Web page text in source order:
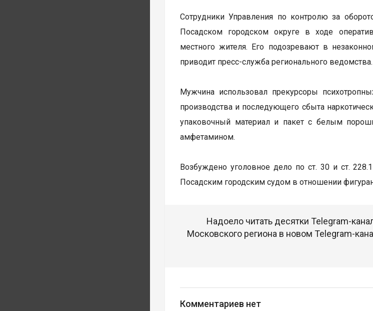
Сотрудники Управления по контролю за
Посадском городском округе в ходе
местного жителя. Его подозревают в
приводит пресс-служба регионального ведомства.
Мужчина использовал прекурсоры
производства и последующего сбыта
упаковочный материал и пакет с белым
амфетамином.
Возбуждено уголовное дело по ст. 30 и ст.
Посадским городским судом в отношении
Надоело читать десятки Telegram-
Московского региона в новом Telegram-
Комментариев нет